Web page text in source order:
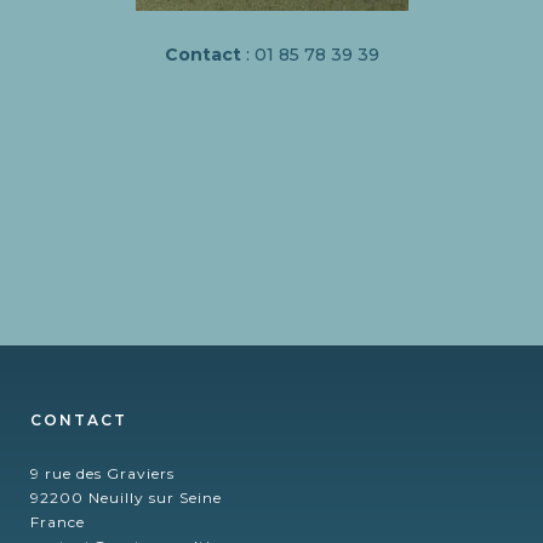
Contact: 01 85 78 39 39
CONTACT
9 rue des Graviers
92200 Neuilly sur Seine
France